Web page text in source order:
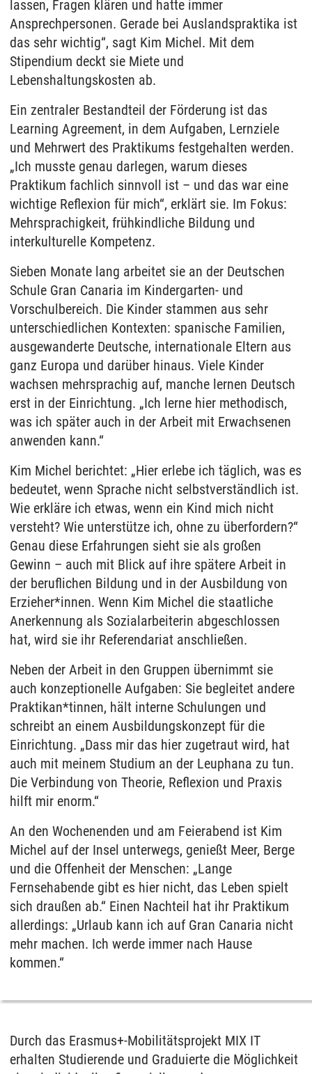
lassen, Fragen klären und hatte immer
Ansprechpersonen. Gerade bei Auslandspraktika ist
das sehr wichtig“, sagt Kim Michel. Mit dem
Stipendium deckt sie Miete und
Lebenshaltungskosten ab.
Ein zentraler Bestandteil der Förderung ist das
Learning Agreement, in dem Aufgaben, Lernziele
und Mehrwert des Praktikums festgehalten werden.
„Ich musste genau darlegen, warum dieses
Praktikum fachlich sinnvoll ist – und das war eine
wichtige Reflexion für mich“, erklärt sie. Im Fokus:
Mehrsprachigkeit, frühkindliche Bildung und
interkulturelle Kompetenz.
Sieben Monate lang arbeitet sie an der Deutschen
Schule Gran Canaria im Kindergarten- und
Vorschulbereich. Die Kinder stammen aus sehr
unterschiedlichen Kontexten: spanische Familien,
ausgewanderte Deutsche, internationale Eltern aus
ganz Europa und darüber hinaus. Viele Kinder
wachsen mehrsprachig auf, manche lernen Deutsch
erst in der Einrichtung. „Ich lerne hier methodisch,
was ich später auch in der Arbeit mit Erwachsenen
anwenden kann.“
Kim Michel berichtet: „Hier erlebe ich täglich, was es
bedeutet, wenn Sprache nicht selbstverständlich ist.
Wie erkläre ich etwas, wenn ein Kind mich nicht
versteht? Wie unterstütze ich, ohne zu überfordern?“
Genau diese Erfahrungen sieht sie als großen
Gewinn – auch mit Blick auf ihre spätere Arbeit in
der beruflichen Bildung und in der Ausbildung von
Erzieher*innen. Wenn Kim Michel die staatliche
Anerkennung als Sozialarbeiterin abgeschlossen
hat, wird sie ihr Referendariat anschließen.
Neben der Arbeit in den Gruppen übernimmt sie
auch konzeptionelle Aufgaben: Sie begleitet andere
Praktikan*tinnen, hält interne Schulungen und
schreibt an einem Ausbildungskonzept für die
Einrichtung. „Dass mir das hier zugetraut wird, hat
auch mit meinem Studium an der Leuphana zu tun.
Die Verbindung von Theorie, Reflexion und Praxis
hilft mir enorm.“
An den Wochenenden und am Feierabend ist Kim
Michel auf der Insel unterwegs, genießt Meer, Berge
und die Offenheit der Menschen: „Lange
Fernsehabende gibt es hier nicht, das Leben spielt
sich draußen ab.“ Einen Nachteil hat ihr Praktikum
allerdings: „Urlaub kann ich auf Gran Canaria nicht
mehr machen. Ich werde immer nach Hause
kommen.“
Durch das Erasmus+-Mobilitätsprojekt MIX IT
erhalten Studierende und Graduierte die Möglichkeit